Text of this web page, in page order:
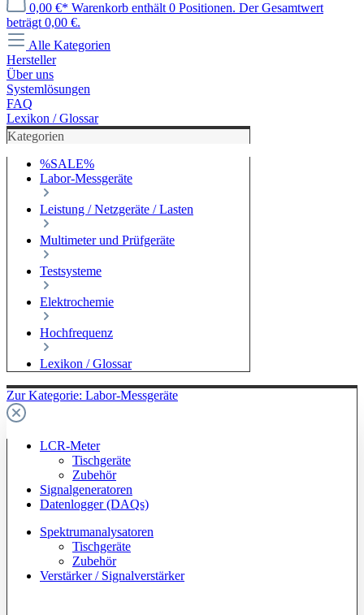
0,00 €* Warenkorb enthält 0 Positionen. Der Gesamtwert
beträgt 0,00 €.
Alle Kategorien
Hersteller
Über uns
Systemlösungen
FAQ
Lexikon / Glossar
Kategorien
%SALE%
Labor-Messgeräte
Leistung / Netzgeräte / Lasten
Multimeter und Prüfgeräte
Testsysteme
Elektrochemie
Hochfrequenz
Lexikon / Glossar
Zur Kategorie: Labor-Messgeräte
LCR-Meter
Tischgeräte
Zubehör
Signalgeneratoren
Datenlogger (DAQs)
Spektrumanalysatoren
Tischgeräte
Zubehör
Verstärker / Signalverstärker